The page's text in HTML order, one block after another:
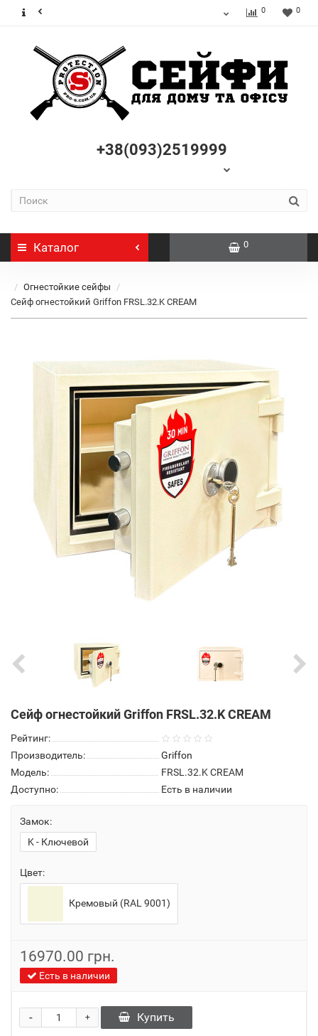
0 0
+38(093)2519999
Каталог 0
Огнестойкие сейфы
Сейф огнестойкий Griffon FRSL.32.K CREAM
Сейф огнестойкий Griffon FRSL.32.K CREAM
Рейтинг:
Производитель:
Griffon
Модель:
FRSL.32.K CREAM
Доступно:
Есть в наличии
Замок:
K - Ключевой
Цвет:
Кремовый (RAL 9001)
16970.00 грн.
Есть в наличии
+
- Купить